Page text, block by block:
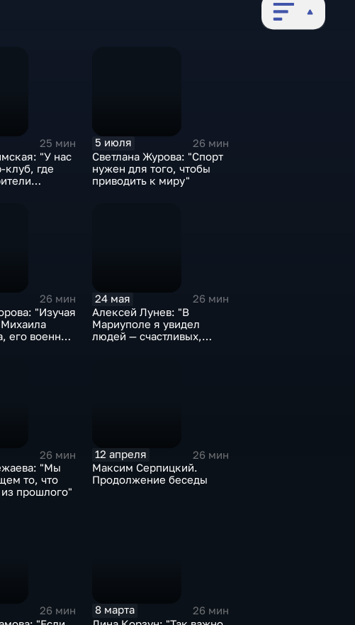
25 мин
"У нас
клуб, где
5 июля
26 мин
Светлана Журова: "Спорт
нужен для того, чтобы
приводить к миру"
26 мин
"Изучая
его военную
24 мая
26 мин
Алексей Лунев: "В
Мариуполе я увидел
людей — счастливых,
26 мин
"Мы
то, что
прошлого"
12 апреля
26 мин
Максим Серпицкий.
Продолжение беседы
26 мин
8 марта
26 мин